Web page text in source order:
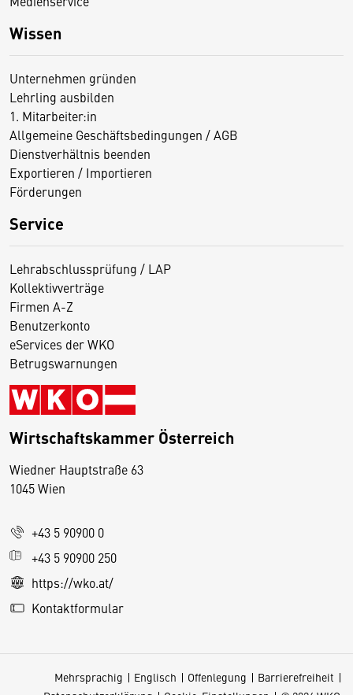
Wissen
Unternehmen gründen
Lehrling ausbilden
1. Mitarbeiter:in
Allgemeine Geschäftsbedingungen / AGB
Dienstverhältnis beenden
Exportieren / Importieren
Förderungen
Service
Lehrabschlussprüfung / LAP
Kollektivverträge
Firmen A-Z
Benutzerkonto
eServices der WKO
Betrugswarnungen
Wirtschaftskammer Österreich
Wiedner Hauptstraße 63
1045 Wien
+43 5 90900 0
+43 5 90900 250
https://wko.at/
Kontaktformular
Mehrsprachig Englisch Offenlegung
Barrierefreiheit
D
s
e
S
e